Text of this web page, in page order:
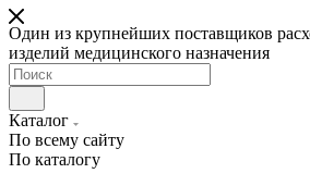
Один из крупнейших поставщиков
изделий медицинского назначения
Каталог
По всему сайту
По каталогу